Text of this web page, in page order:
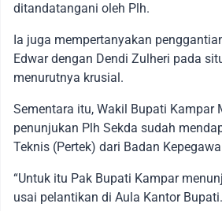
ditandatangani oleh Plh.
Ia juga mempertanyakan
Edwar dengan Dendi Zulheri pada
menurutnya krusial.
Sementara itu, Wakil Bupati Kampar
penunjukan Plh Sekda sudah
Teknis (Pertek) dari Badan
“Untuk itu Pak Bupati Kampar
usai pelantikan di Aula Kantor Bupati.